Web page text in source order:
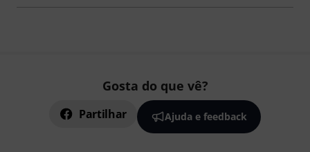
Gosta do que vê?
Partilhar Ajuda e feedback